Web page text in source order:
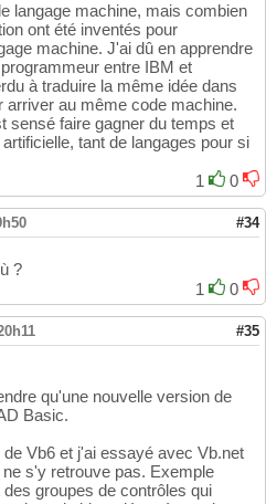
langage machine, mais combien
ont été inventés pour
machine. J'ai dû en apprendre
entre IBM et
à traduire la même idée dans
arriver au même code machine.
sensé faire gagner du temps et
tant de langages pour si
1
0
#34
?
1
0
#35
qu'une nouvelle version de
Basic.
Vb6 et j'ai essayé avec Vb.net
s'y retrouve pas. Exemple
groupes de contrôles qui